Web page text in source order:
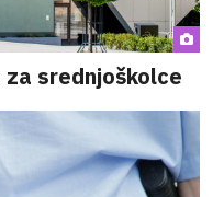
za srednjoškolce